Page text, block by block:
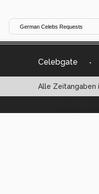
Celebgate -
Alle Zeitangaben